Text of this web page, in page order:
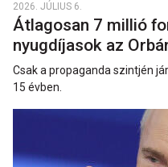
2026. JÚLIUS 6.
Átlagosan 7 millió
nyugdíjasok az
Csak a propaganda szintjén
15 évben.